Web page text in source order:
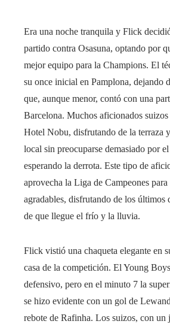
Era una noche tranquila y Flick
partido contra Osasuna, optando por
mejor equipo para la Champions. El
su once inicial en Pamplona, ​​dejando
que, aunque menor, contó con una
Barcelona. Muchos aficionados suizos
Hotel Nobu, disfrutando de la terraza
local sin preocuparse demasiado por
esperando la derrota. Este tipo de
aprovecha la Liga de Campeones
agradables, disfrutando de los últimos
de que llegue el frío y la lluvia.
Flick vistió una chaqueta elegante en
casa de la competición. El Young
defensivo, pero en el minuto 7 la
se hizo evidente con un gol de
rebote de Rafinha. Los suizos, con un